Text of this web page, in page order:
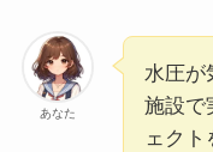
あなた
水圧が
施設で
ェクト